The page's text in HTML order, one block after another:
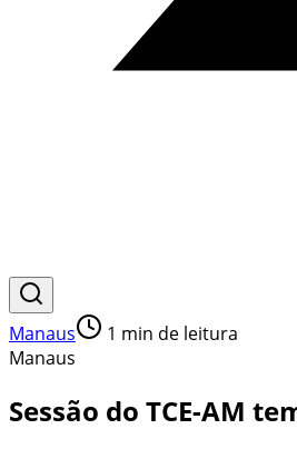
Manaus 1 min de leitura
Manaus
Sessão do TCE-AM